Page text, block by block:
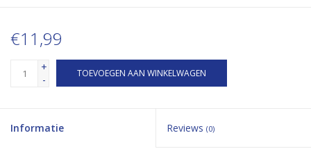
€11,99
+
-
TOEVOEGEN AAN WINKELWAGEN
Informatie Reviews (0)